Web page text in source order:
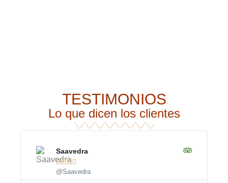
TESTIMONIOS
Lo que dicen los clientes
Saavedra
  
@Saavedra